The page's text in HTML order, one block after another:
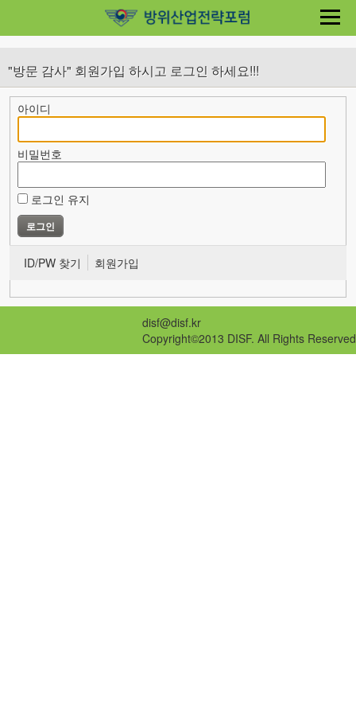
"방문 감사" 회원가입 하시고 로그인 하세요!!!
아이디
비밀번호
로그인 유지
ID/PW 찾기 회원가입
disf@disf.kr
Copyright©2013 DISF. All Rights Reserved